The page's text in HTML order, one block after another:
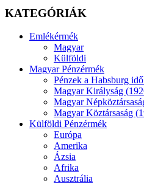
KATEGÓRIÁK
Emlékérmék
Magyar
Külföldi
Magyar Pénzérmék
Pénzek a Habsburg
Magyar Királyság
Magyar
Magyar Köztársaság
Külföldi Pénzérmék
Európa
Amerika
Ázsia
Afrika
Ausztrália